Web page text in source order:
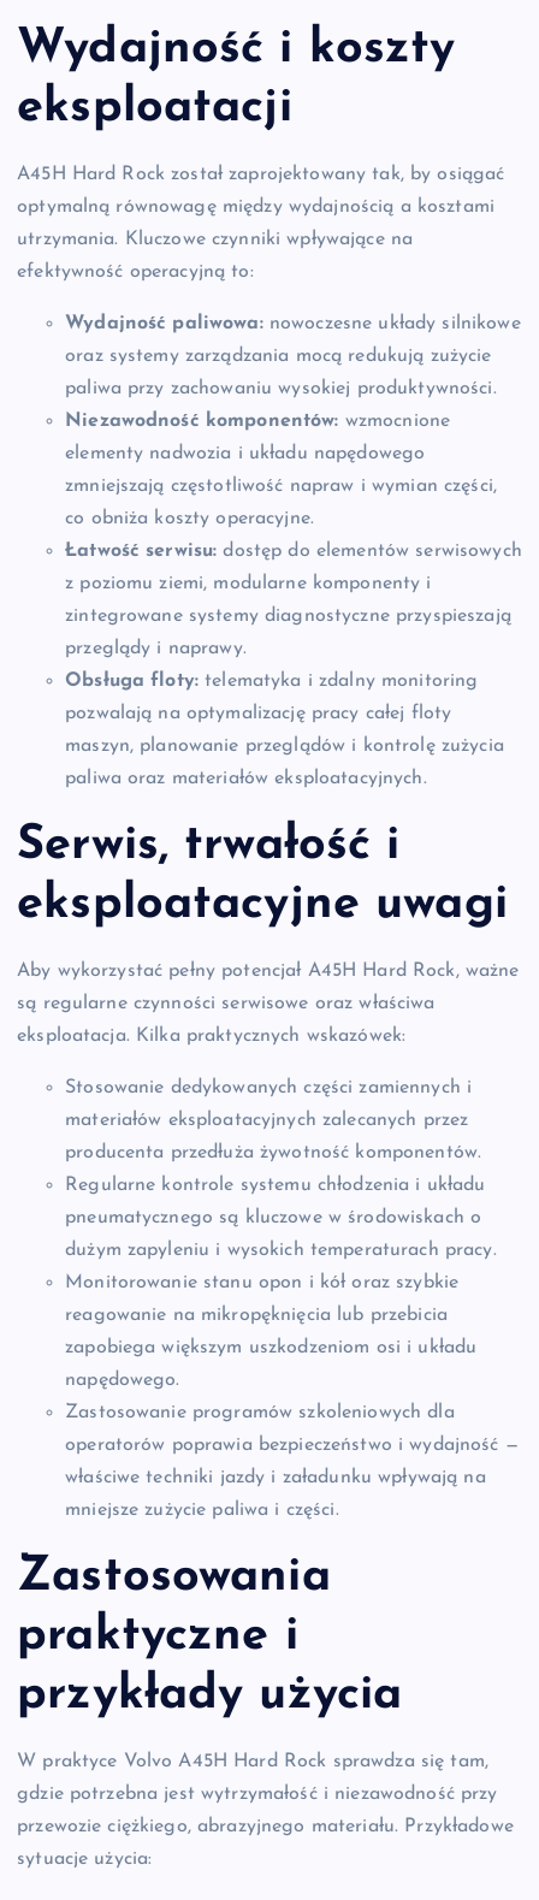
Wydajność i koszty
eksploatacji
A45H Hard Rock został zaprojektowany tak, by osiągać
optymalną równowagę między wydajnością a kosztami
utrzymania. Kluczowe czynniki wpływające na
efektywność operacyjną to:
Wydajność paliwowa:nowoczesne układy silnikowe
oraz systemy zarządzania mocą redukują zużycie
paliwa przy zachowaniu wysokiej produktywności.
Niezawodność komponentów: wzmocnione
elementy nadwozia i układu napędowego
zmniejszają częstotliwość napraw i wymian części,
co obniża koszty operacyjne.
Łatwość serwisu: dostęp do elementów serwisowych
z poziomu ziemi, modularne komponenty i
zintegrowane systemy diagnostyczne przyspieszają
przeglądy i naprawy.
Obsługa floty: telematyka i zdalny monitoring
pozwalają na optymalizację pracy całej floty
maszyn, planowanie przeglądów i kontrolę zużycia
paliwa oraz materiałów eksploatacyjnych.
Serwis, trwałość i
eksploatacyjne uwagi
Aby wykorzystać pełny potencjał A45H Hard Rock, ważne
są regularne czynności serwisowe oraz właściwa
eksploatacja. Kilka praktycznych wskazówek:
Stosowanie dedykowanych części zamiennych i
materiałów eksploatacyjnych zalecanych przez
producenta przedłuża żywotność komponentów.
Regularne kontrole systemu chłodzenia i układu
pneumatycznego są kluczowe w środowiskach o
dużym zapyleniu i wysokich temperaturach pracy.
Monitorowanie stanu opon i kół oraz szybkie
reagowanie na mikropęknięcia lub przebicia
zapobiega większym uszkodzeniom osi i układu
napędowego.
Zastosowanie programów szkoleniowych dla
operatorów poprawia bezpieczeństwo i wydajność —
właściwe techniki jazdy i załadunku wpływają na
mniejsze zużycie paliwa i części.
Zastosowania
praktyczne i
przykłady użycia
W praktyce Volvo A45H Hard Rock sprawdza się tam,
gdzie potrzebna jest wytrzymałość i niezawodność przy
przewozie ciężkiego, abrazyjnego materiału. Przykładowe
sytuacje użycia: